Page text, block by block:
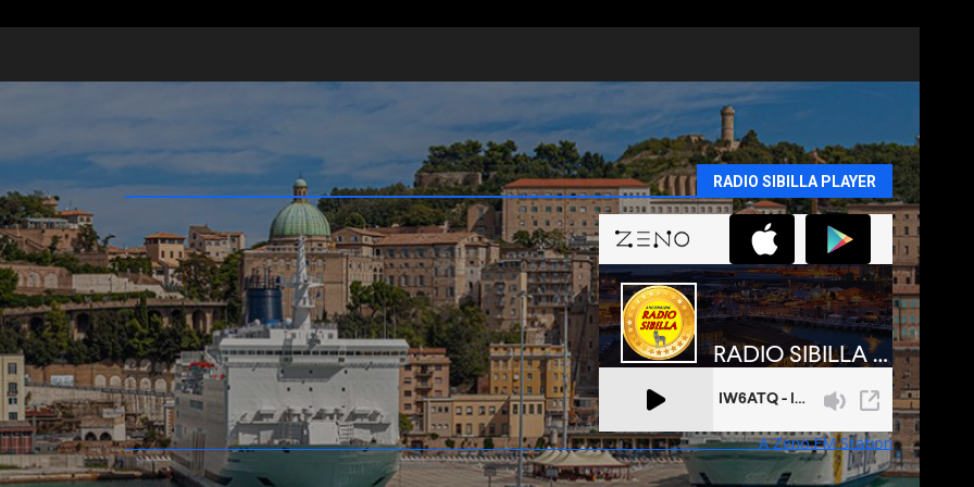
RADIO SIBILLA PLAYER
A Zeno.FM Station